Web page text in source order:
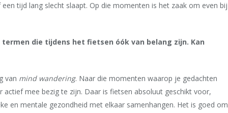
tijd lang slecht slaapt. Op die momenten is het zaak om even bij
die tijdens het fietsen óók van belang zijn. Kan
van mind wandering. Naar die momenten waarop je gedachten
actief mee bezig te zijn. Daar is fietsen absoluut geschikt voor,
en mentale gezondheid met elkaar samenhangen. Het is goed om